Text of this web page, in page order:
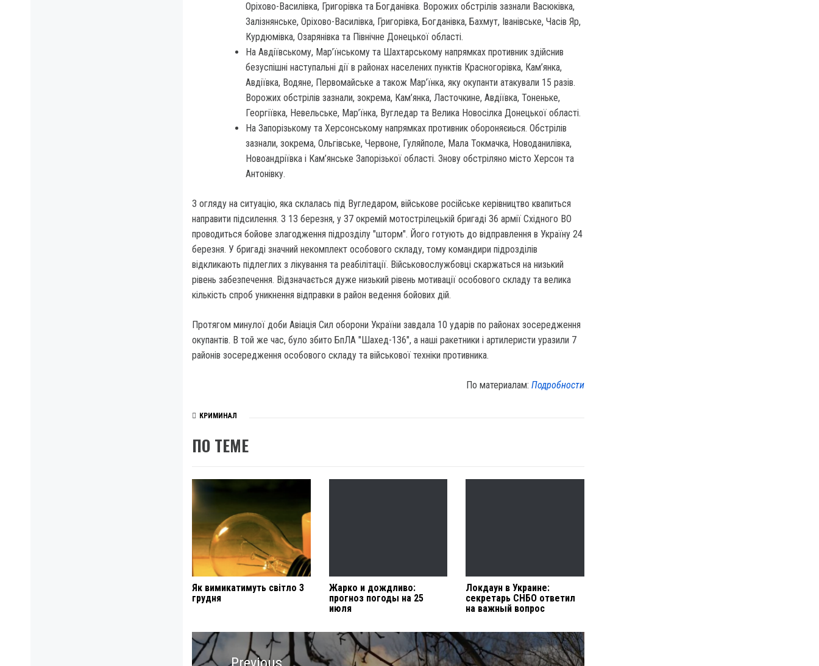
Оріхово-Василівка, Григорівка та Богданівка. Ворожих обстрілів зазнали Васюківка,
Залізнянське, Оріхово-Василівка, Григорівка, Богданівка, Бахмут, Іванівське, Часів Яр,
Курдюмівка, Озарянівка та Північне Донецької області.
На Авдіївському, Мар’їнському та Шахтарському напрямках противник здійснив
безуспішні наступальні дії в районах населених пунктів Красногорівка, Кам’янка,
Авдіївка, Водяне, Первомайське а також Мар’їнка, яку окупанти атакували 15 разів.
Ворожих обстрілів зазнали, зокрема, Кам’янка, Ласточкине, Авдіївка, Тоненьке,
Георгіївка, Невельське, Мар’їнка, Вугледар та Велика Новосілка Донецької області.
На Запорізькому та Херсонському напрямках противник обороняєиься. Обстрілів
зазнали, зокрема, Ольгівське, Червоне, Гуляйполе, Мала Токмачка, Новоданилівка,
Новоандріївка і Кам’янське Запорізької області. Знову обстріляно місто Херсон та
Антонівку.
З огляду на ситуацію, яка склалась під Вугледаром, військове російське керівництво квапиться
направити підсилення. З 13 березня, у 37 окремій мотострілецькій бригаді 36 армії Східного ВО
проводиться бойове злагодження підрозділу "шторм". Його готують до відправлення в Україну 24
березня. У бригаді значний некомплект особового складу, тому командири підрозділів
відкликають підлеглих з лікування та реабілітації. Військовослужбовці скаржаться на низький
рівень забезпечення. Відзначається дуже низький рівень мотивації особового складу та велика
кількість спроб уникнення відправки в район ведення бойових дій.
Протягом минулої доби Авіація Сил оборони України завдала 10 ударів по районах зосередження
окупантів. В той же час, було збито БпЛА "Шахед-136", а наші ракетники і артилеристи уразили 7
районів зосередження особового складу та військової техніки противника.
По материалам:Подробности
КРИМИНАЛ
ПО ТЕМЕ
Як вимикатимуть світло 3
грудня
Жарко и дождливо:
прогноз погоды на 25
июля
Локдаун в Украине:
секретарь СНБО ответил
на важный вопрос
Навигация
по